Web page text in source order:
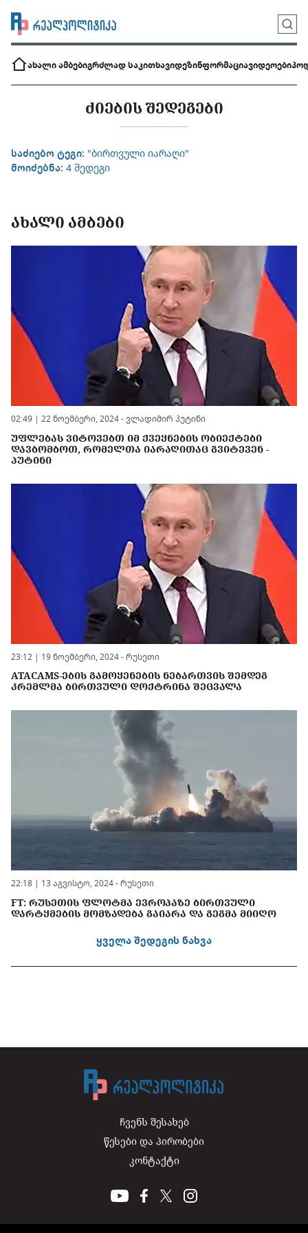
ახალი ამბებიგრძლად საკითხავიდეზინფორმაციავიდეოები
ᲫᲘᲔᲑᲘᲡ ᲨᲔᲓᲔᲒᲔᲑᲘ
საძიებო ტეგი: "ბირთვული იარაღი"
მოიძებნა: 4 შედეგი
ᲐᲮᲐᲚᲘ ᲐᲛᲑᲔᲑᲘ
02:49 | 22 ნოემბერი, 2024 - ვლადიმირ პუტინი
ᲣᲤᲚᲔᲑᲐᲡ ᲕᲘᲢᲝᲕᲔᲑᲗ ᲘᲛ ᲥᲕᲔᲧᲜᲔᲑᲘᲡ ᲝᲑᲘᲔᲥᲢᲔᲑᲘ
ᲓᲐᲕᲑᲝᲛᲑᲝᲗ, ᲠᲝᲛᲔᲚᲗᲐ ᲘᲐᲠᲐᲦᲘᲗᲐᲪ ᲒᲕᲘᲢᲔᲕᲔᲜ -
ᲞᲣᲢᲘᲜᲘ
23:12 | 19 ნოემბერი, 2024 - რუსეთი
ATACAMS-ᲔᲑᲘᲡ ᲒᲐᲛᲝᲧᲔᲜᲔᲑᲘᲡ ᲜᲔᲑᲐᲠᲗᲕᲘᲡ ᲨᲔᲛᲓᲔᲒ
ᲙᲠᲔᲛᲚᲛᲐ ᲑᲘᲠᲗᲕᲣᲚᲘ ᲓᲝᲥᲢᲠᲘᲜᲐ ᲨᲔᲪᲕᲐᲚᲐ
22:18 | 13 აგვისტო, 2024 - რუსეთი
FT: ᲠᲣᲡᲔᲗᲘᲡ ᲤᲚᲝᲢᲛᲐ ᲔᲕᲠᲝᲞᲐᲖᲔ ᲑᲘᲠᲗᲕᲣᲚᲘ
ᲓᲐᲠᲢᲧᲛᲔᲑᲘᲡ ᲛᲝᲛᲖᲐᲓᲔᲑᲐ ᲒᲐᲘᲐᲠᲐ ᲓᲐ ᲒᲔᲒᲛᲐ ᲛᲘᲘᲦᲝ
ყველა შედეგის ნახვა
ჩვენს შესახებ
წესები და პირობები
კონტაქტი